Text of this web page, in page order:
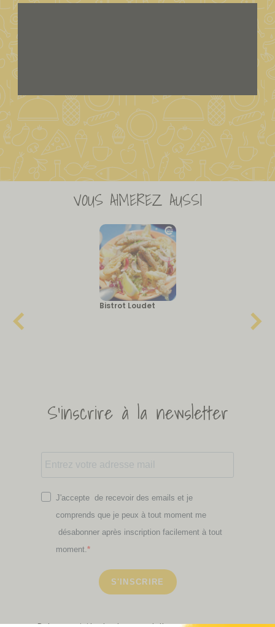
VOUS AIMEREZ AUSSI
Bistrot Loudet
S'inscrire à la newsletter
J'accepte de recevoir des emails et je
comprends que je peux à tout moment me
désabonner après inscription facilement à tout
moment.
S'INSCRIRE